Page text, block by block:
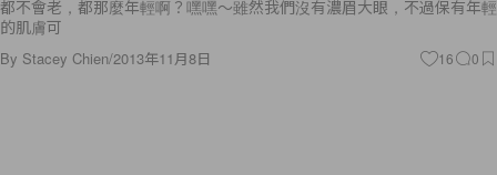
都不會老，都那麼年輕啊？嘿嘿～雖然我們沒有濃眉大眼，不過保有年輕
的肌膚可
By Stacey Chien/2013年11月8日 16 0